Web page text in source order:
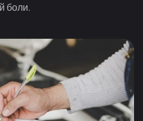
боли.